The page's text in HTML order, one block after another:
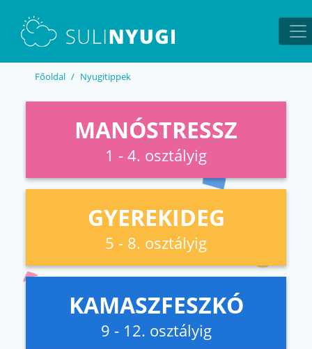
Főoldal Nyugitippek
MANÓSTRESSZ
1 - 4. osztályig
GYEREKIDEG
5 - 8. osztályig
KAMASZFESZKÓ
9 - 12. osztályig